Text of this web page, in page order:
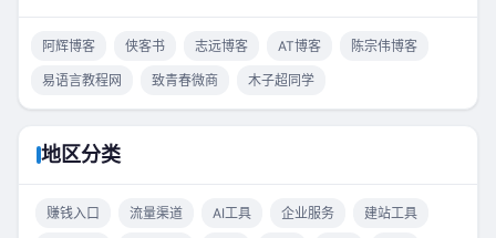
阿辉博客 侠客书 志远博客 AT博客 陈宗伟博客
易语言教程网 致青春微商 木子超同学
地区分类
赚钱入口 流量渠道 AI工具 企业服务 建站工具